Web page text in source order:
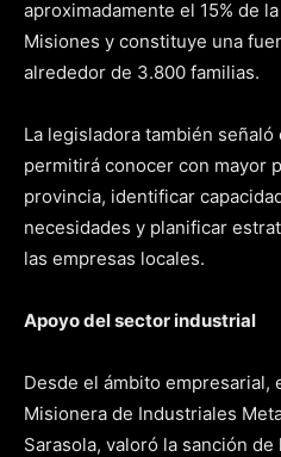
aproximadamente el 15% de
Misiones y constituye una
alrededor de 3.800 familias.
La legisladora también
permitirá conocer con mayor
provincia, identificar
necesidades y planificar
las empresas locales.
Apoyo del sector industrial
Desde el ámbito empresarial,
Misionera de Industriales
Sarasola, valoró la sanción